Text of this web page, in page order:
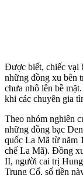
Được biết, chiếc vại
những đồng xu bên
chưa nhô lên bề
khi các chuyên gia
Theo nhóm nghiên
những đồng bạc
quốc La Mã từ năm
chế La Mã). Đồng
II, người cai trị
Trung Cổ, số tiền